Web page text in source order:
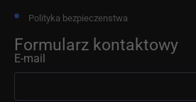
Polityka bezpieczenstwa
Formularz kontaktowy
E-mail